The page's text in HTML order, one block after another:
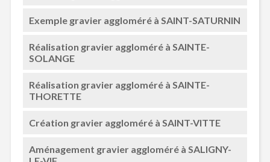
Exemple gravier aggloméré à SAINT-SATURNIN
Réalisation gravier aggloméré à SAINTE-
SOLANGE
Réalisation gravier aggloméré à SAINTE-
THORETTE
Création gravier aggloméré à SAINT-VITTE
Aménagement gravier aggloméré à SALIGNY-